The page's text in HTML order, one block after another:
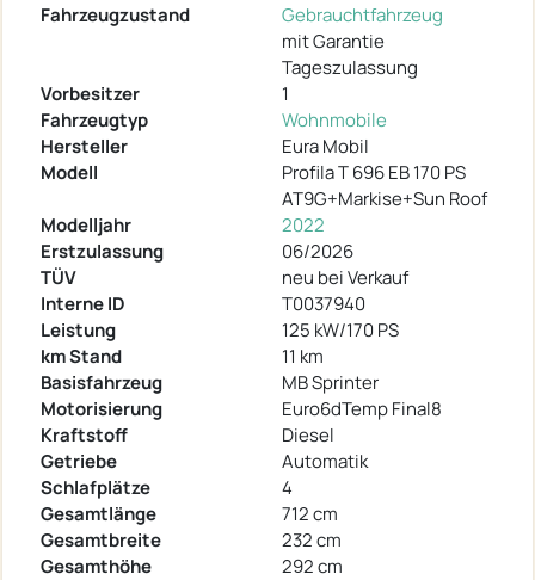
Fahrzeugzustand
Gebrauchtfahrzeug
mit Garantie
Tageszulassung
Vorbesitzer
1
Fahrzeugtyp
Wohnmobile
Hersteller
Eura Mobil
Modell
Profila T 696 EB 170 PS
AT9G+Markise+Sun Roof
Modelljahr
2022
Erstzulassung
06/2026
TÜV
neu bei Verkauf
Interne ID
T0037940
Leistung
125 kW/170 PS
km Stand
11 km
Basisfahrzeug
MB Sprinter
Motorisierung
Euro6dTemp Final8
Kraftstoff
Diesel
Getriebe
Automatik
Schlafplätze
4
Gesamtlänge
712 cm
Gesamtbreite
232 cm
Gesamthöhe
292 cm